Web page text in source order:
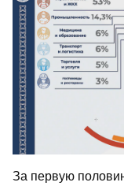
За первую